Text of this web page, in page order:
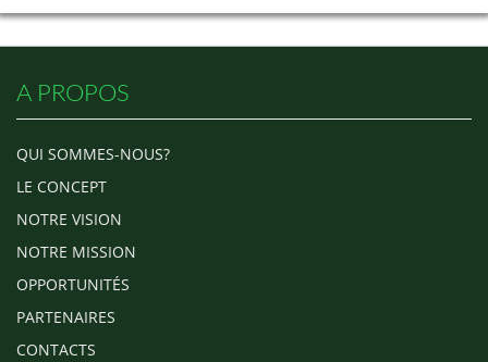
A PROPOS
QUI SOMMES-NOUS?
LE CONCEPT
NOTRE VISION
NOTRE MISSION
OPPORTUNITÉS
PARTENAIRES
CONTACTS